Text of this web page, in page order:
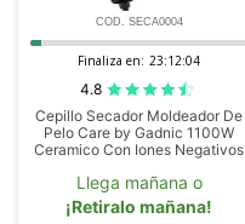
COD. SECA0004
Finaliza en: 23:12:04
4.8
Cepillo Secador Moldeador De
Pelo Care by Gadnic 1100W
Ceramico Con Iones Negativos
Llega mañana o
¡Retiralo mañana!